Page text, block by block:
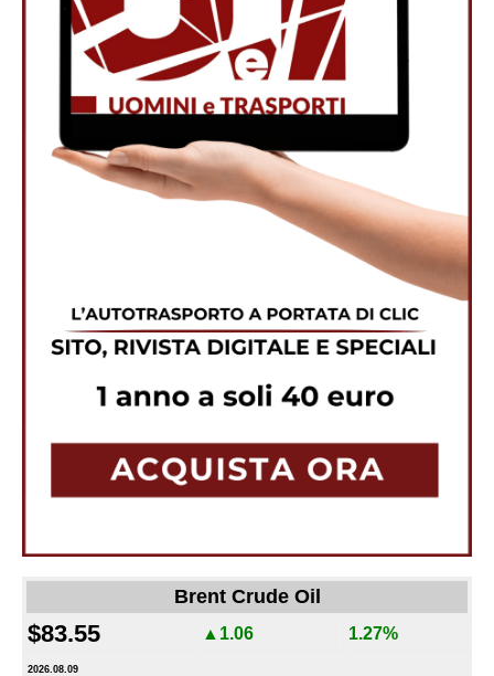
Brent Crude Oil
$83.55 ▲1.06 1.27%
2026.08.09